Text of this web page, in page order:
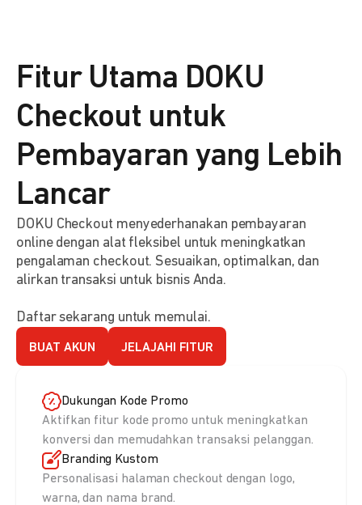
Fitur Utama DOKU
Checkout untuk
Pembayaran yang Lebih
Lancar
DOKU Checkout menyederhanakan pembayaran
online dengan alat fleksibel untuk meningkatkan
pengalaman checkout. Sesuaikan, optimalkan, dan
alirkan transaksi untuk bisnis Anda.
Daftar sekarang untuk memulai.
BUAT AKUN JELAJAHI FITUR
Dukungan Kode Promo
Aktifkan fitur kode promo untuk meningkatkan
konversi dan memudahkan transaksi pelanggan.
Branding Kustom
Personalisasi halaman checkout dengan logo,
warna, dan nama brand.